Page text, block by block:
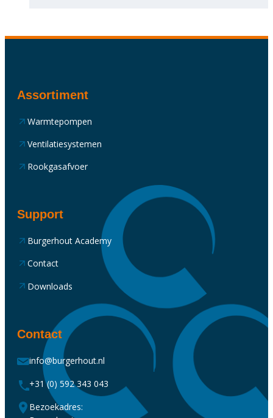
Assortiment
Warmtepompen
Ventilatiesystemen
Rookgasafvoer
Support
Burgerhout Academy
Contact
Downloads
Contact
info@burgerhout.nl
+31 (0) 592 343 043
Bezoekadres: